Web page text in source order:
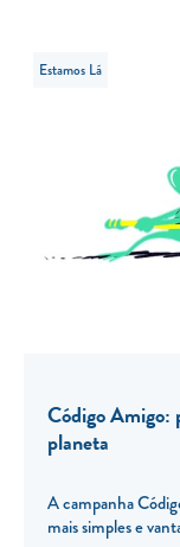
Estamos Lá
Código Amigo:
planeta
A campanha
mais simples e